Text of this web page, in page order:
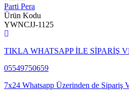
Parti Pera
Ürün Kodu
YWNCJJ-1125
TIKLA WHATSAPP İLE SİPARİŞ
05549750659
7x24 Whatsapp Üzerinden de Sipariş